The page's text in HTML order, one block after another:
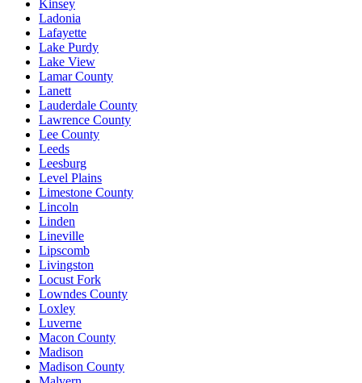
Kinsey
Ladonia
Lafayette
Lake Purdy
Lake View
Lamar County
Lanett
Lauderdale County
Lawrence County
Lee County
Leeds
Leesburg
Level Plains
Limestone County
Lincoln
Linden
Lineville
Lipscomb
Livingston
Locust Fork
Lowndes County
Loxley
Luverne
Macon County
Madison
Madison County